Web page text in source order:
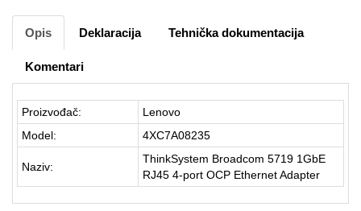
Opis Deklaracija Tehnička dokumentacija
Komentari
Proizvođač:
Lenovo
Model:
4XC7A08235
Naziv:
ThinkSystem Broadcom 5719 1GbE
RJ45 4-port OCP Ethernet Adapter